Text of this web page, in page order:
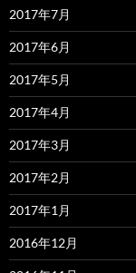
2017年7月
2017年6月
2017年5月
2017年4月
2017年3月
2017年2月
2017年1月
2016年12月